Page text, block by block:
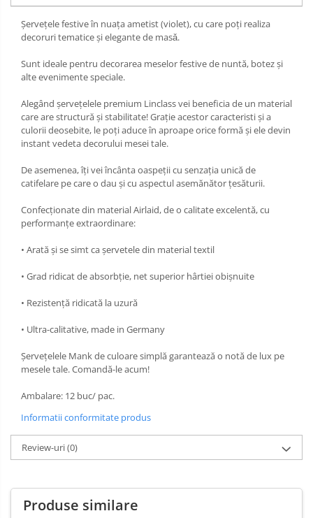
Șervețele festive în nuața ametist (violet), cu care poți realiza
decoruri tematice şi elegante de masǎ.
Sunt ideale pentru decorarea meselor festive de nuntă, botez și
alte evenimente speciale.
Alegând șervețelele premium Linclass vei beneficia de un material
care are structură și stabilitate! Grație acestor caracteristi și a
culorii deosebite, le poți aduce în aproape orice formă și ele devin
instant vedeta decorului mesei tale.
De asemenea, îți vei încânta oaspeții cu senzația unică de
catifelare pe care o dau și cu aspectul asemănător țesăturii.
Confecționate din material Airlaid, de o calitate excelentă, cu
performanțe extraordinare:
• Arată și se simt ca șervetele din material textil
• Grad ridicat de absorbție, net superior hârtiei obișnuite
• Rezistență ridicată la uzură
• Ultra-calitative, made in Germany
Șervețelele Mank de culoare simplă garantează o notă de lux pe
mesele tale. Comandă-le acum!
Ambalare: 12 buc/ pac.
Informatii conformitate produs
Review-uri(0)
Produse similare